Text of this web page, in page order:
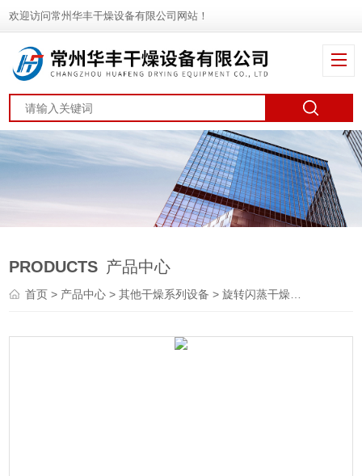
欢迎访问常州华丰干燥设备有限公司网站！
PRODUCTS 产品中心
首页> 产品中心 >其他干燥系列设备 >旋转闪蒸干燥机